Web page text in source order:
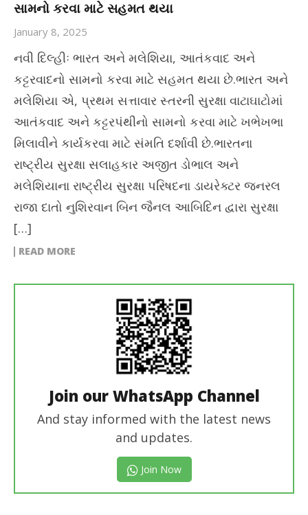
સામનો કરવા માટે સહમત થયા
January 8, 2025
નવી દિલ્હીઃ ભારત અને મલેશિયા, આતંકવાદ અને
કટ્ટરવાદનો સામનો કરવા માટે સહમત થયા છે.ભારત અને
મલેશિયા એ, પ્રથમ સત્તાવાર સ્તરની સુરક્ષા વાટાઘાટોમાં
આતંકવાદ અને કટ્ટરપંથીનો સામનો કરવા માટે ખભેખભા
મિલાવીને કાર્યકરવા માટે સંમતિ દર્શાવી છે.ભારતના
રાષ્ટ્રીય સુરક્ષા સલાહકાર અજીત ડોભાલ અને
મલેશિયાના રાષ્ટ્રીય સુરક્ષા પરિષદના ડાયરેક્ટર જનરલ
રાજા દાતો નુશિરવાન બિન જૈનલ આબિદિન દ્વારા સુરક્ષા
[…]
READ MORE
Join our WhatsApp Channel
And stay informed with the latest news
and updates.
Join Now